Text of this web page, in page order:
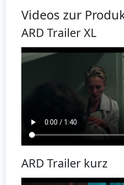
Videos zur
ARD Trailer XL
ARD Trailer kurz